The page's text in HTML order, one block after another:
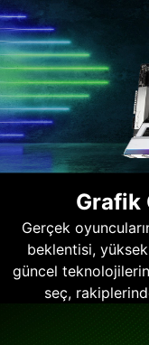
Grafik
Gerçek
beklentisi, yüksek
güncel
seç,